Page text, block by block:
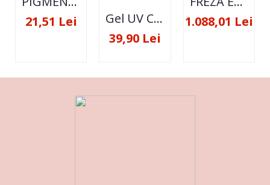
21,51 Lei
Gel UV Constructie FSM 50ML - 07
39,90 Lei
1.088,01 Lei